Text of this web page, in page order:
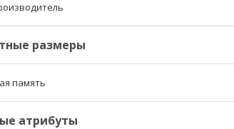
размеры
память
атрибуты